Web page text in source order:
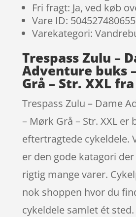
Fri fragt: Ja, ved køb
Vare ID:
Varekategori:
Trespass Zulu –
Adventure buks
Grå – Str. XXL
Trespass Zulu – Dame
– Mørk Grå – Str. XXL er
eftertragtede cykeldele.
er den gode katagori
rigtig mange varer.
nok shoppen hvor du
cykeldele samlet ét